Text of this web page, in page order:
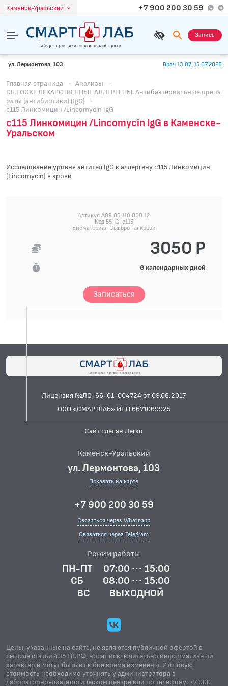
Каменск-Уральский +7 900 200 30 59
Запись
ул. Лермонтова, 103 Врач 13.07.,15.07.2026
Главная страница · Анализы
·
DR.FOOKE ЛЕКАРСТВЕННЫЕ АЛЛЕРГЕНЫ. Антибактериальные препа
раты (антибиотики) (IgG)
·
c115 Линкомицин /Lincomycin IgG
c115 Линкомицин /Lincomycin IgG в Каменске-
Уральском
Исследование уровня антител IgG к аллергену c115 Линкомицин
(Lincomycin) в крови
Артикул A09.05.118.000.12
Код 55-G-c115
Биоматериал Сыворотка крови
3050 Р
8 календарных дней
Записаться
Лицензия №ЛО-66-01-004724 от 09.06.2017
ООО «СМАРТЛАБ» ИНН 6671069925
Сайт сделан Легко
Каменск-Уральский
ул. Лермонтова, 103
Показать на карте
+7 900 200 30 59
Связаться через Whatsapp
Связаться через Telegram
Режим работы
ПН-ПТ
07:00 ··· 15:00
СБ
08:00 ··· 15:00
ВС
ВЫХОДНОЙ
Цены, указанные на сайте, не являются публичной офертой в
смысле статьи 435 ГК.РФ, носят исключительно информативный
характер и могут быть в любое время изменены. Итоговую
стоимость необходимо уточнять у администратора в
лабораторно-диагностическом центре или по телефону: +7 900